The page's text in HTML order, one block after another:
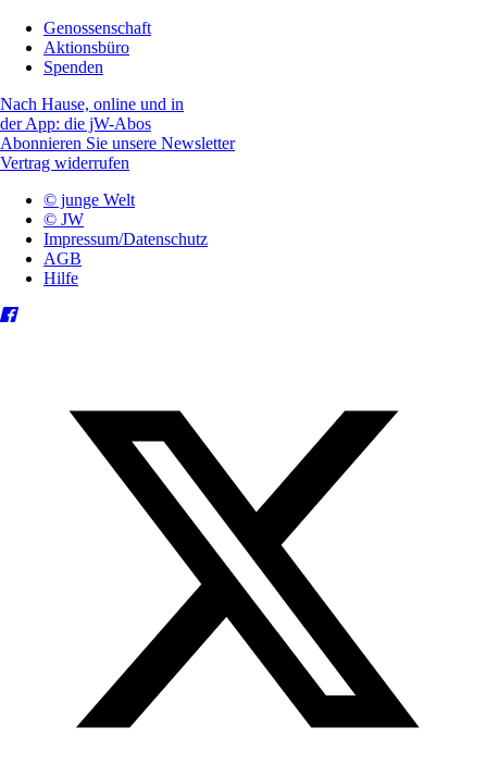
Genossenschaft
Aktionsbüro
Spenden
Nach Hause, online und in
der App: die jW-Abos
Abonnieren Sie unsere Newsletter
Vertrag widerrufen
© junge Welt
© JW
Impressum/Datenschutz
AGB
Hilfe